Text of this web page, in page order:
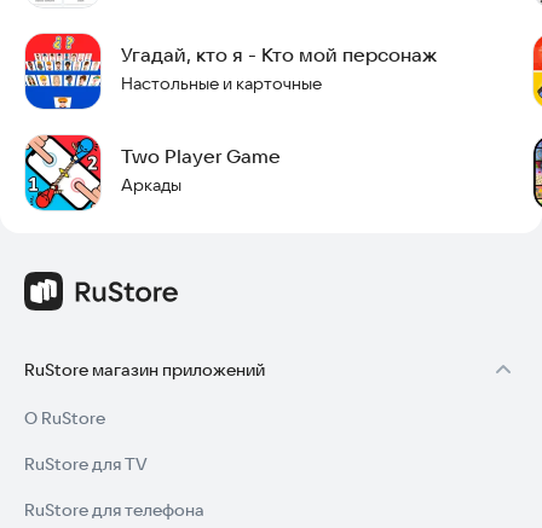
Угадай, кто я - Кто мой персонаж
Настольные и карточные
Two Player Game
Аркады
RuStore магазин приложений
О RuStore
RuStore для TV
RuStore для телефона